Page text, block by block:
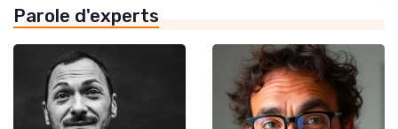
Parole d'experts